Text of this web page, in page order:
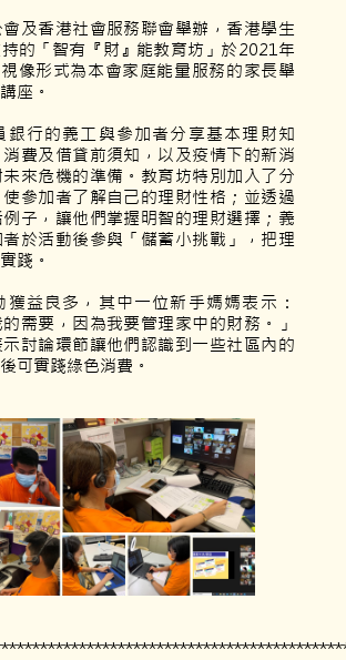
及香港社會服務聯會舉辦，香港學生
的「智有『財』能教育坊」於2021年
像形式為本會家庭能量服務的家長舉
座。
銀行的義工與參加者分享基本理財知
費及借貸前須知，以及疫情下的新消
來危機的準備。教育坊特別加入了分
參加者了解自己的理財性格；並透過
子，讓他們掌握明智的理財選擇；義
於活動後參與「儲蓄小挑戰」，把理
踐。
獲益良多，其中一位新手媽媽表示：
的需要，因為我要管理家中的財務。」
討論環節讓他們認識到一些社區內的
可實踐綠色消費。